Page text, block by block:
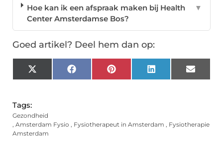
Hoe kan ik een afspraak maken bij Health
Center Amsterdamse Bos?
▼
Goed artikel? Deel hem dan op:
X
(Twitter)
FacebookPinterest LinkedIn Email
Tags:
Gezondheid
, Amsterdam Fysio , Fysiotherapeut in Amsterdam , Fysiotherapie
Amsterdam